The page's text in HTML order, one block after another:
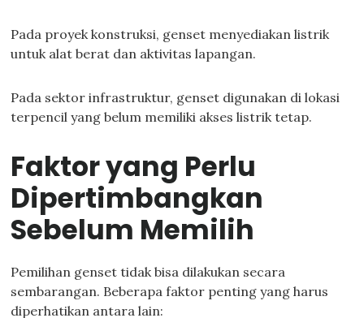
Pada proyek konstruksi, genset menyediakan listrik
untuk alat berat dan aktivitas lapangan.
Pada sektor infrastruktur, genset digunakan di lokasi
terpencil yang belum memiliki akses listrik tetap.
Faktor yang Perlu
Dipertimbangkan
Sebelum Memilih
Pemilihan genset tidak bisa dilakukan secara
sembarangan. Beberapa faktor penting yang harus
diperhatikan antara lain: